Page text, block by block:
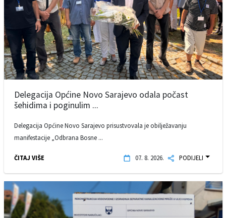
Delegacija Općine Novo Sarajevo odala počast
šehidima i poginulim ...
Delegacija Općine Novo Sarajevo prisustvovala je obilježavanju
manifestacije „Odbrana Bosne ...
ČITAJ VIŠE 07. 8. 2026. PODIJELI